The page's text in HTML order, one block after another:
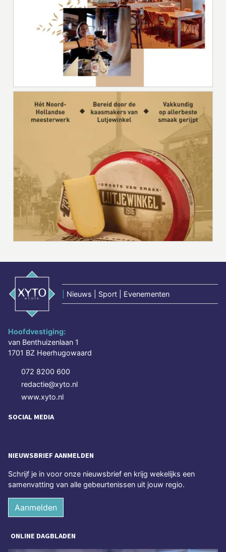
Nieuws | Sport | Evenementen
Hoofdvestiging:
van Benthuizenlaan 1
1701 BZ Heerhugowaard
072 8200 600
redactie@xyto.nl
www.xyto.nl
SOCIAL MEDIA
NIEUWSBRIEF AANMELDEN
Schrijf je in voor onze nieuwsbrief en krijg wekelijks een
samenvatting van alle gebeurtenissen uit jouw regio.
Aanmelden
ONLINE DAGBLADEN